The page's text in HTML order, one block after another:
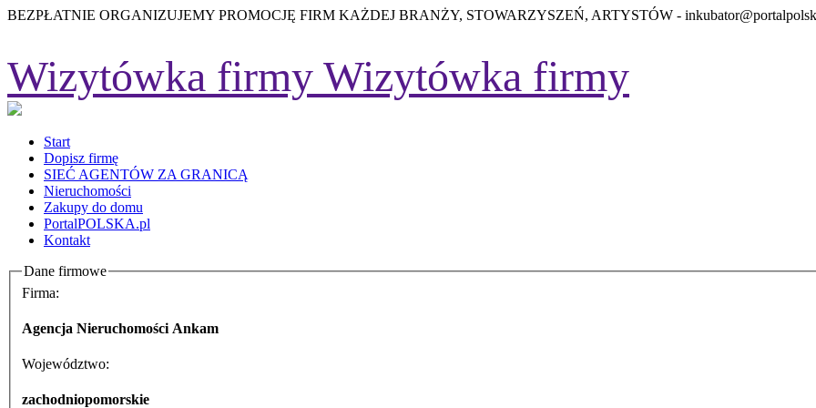
BEZPŁATNIE ORGANIZUJEMY PROMOCJĘ FIRM KAŻDEJ BRANŻY, STOWARZYSZEŃ, ARTYSTÓW -
Wizytówka firmy Wizytówka firmy
Start
Dopisz firmę
SIEĆ AGENTÓW ZA GRANICĄ
Nieruchomości
Zakupy do domu
PortalPOLSKA.pl
Kontakt
Dane firmowe
Firma:
Agencja Nieruchomości Ankam
Województwo:
zachodniopomorskie